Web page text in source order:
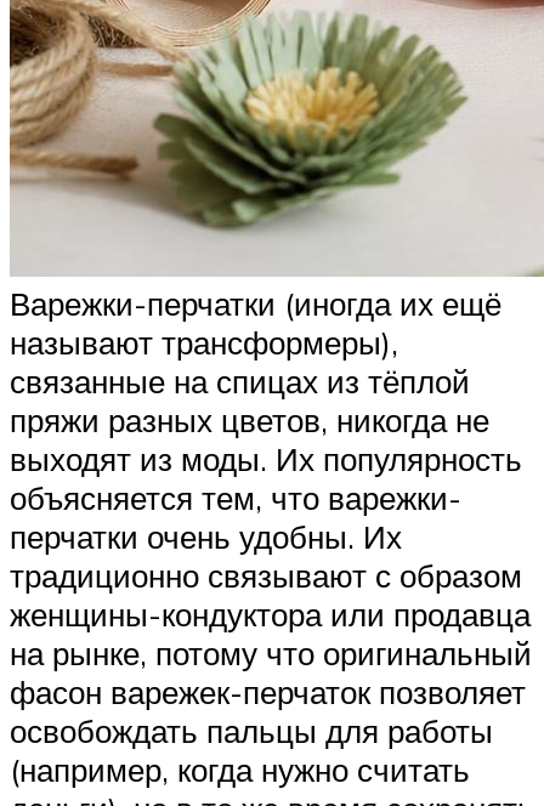
Варежки-перчатки (иногда их ещё
называют трансформеры),
связанные на спицах из тёплой
пряжи разных цветов, никогда не
выходят из моды. Их популярность
объясняется тем, что варежки-
перчатки очень удобны. Их
традиционно связывают с образом
женщины-кондуктора или продавца
на рынке, потому что оригинальный
фасон варежек-перчаток позволяет
освобождать пальцы для работы
(например, когда нужно считать